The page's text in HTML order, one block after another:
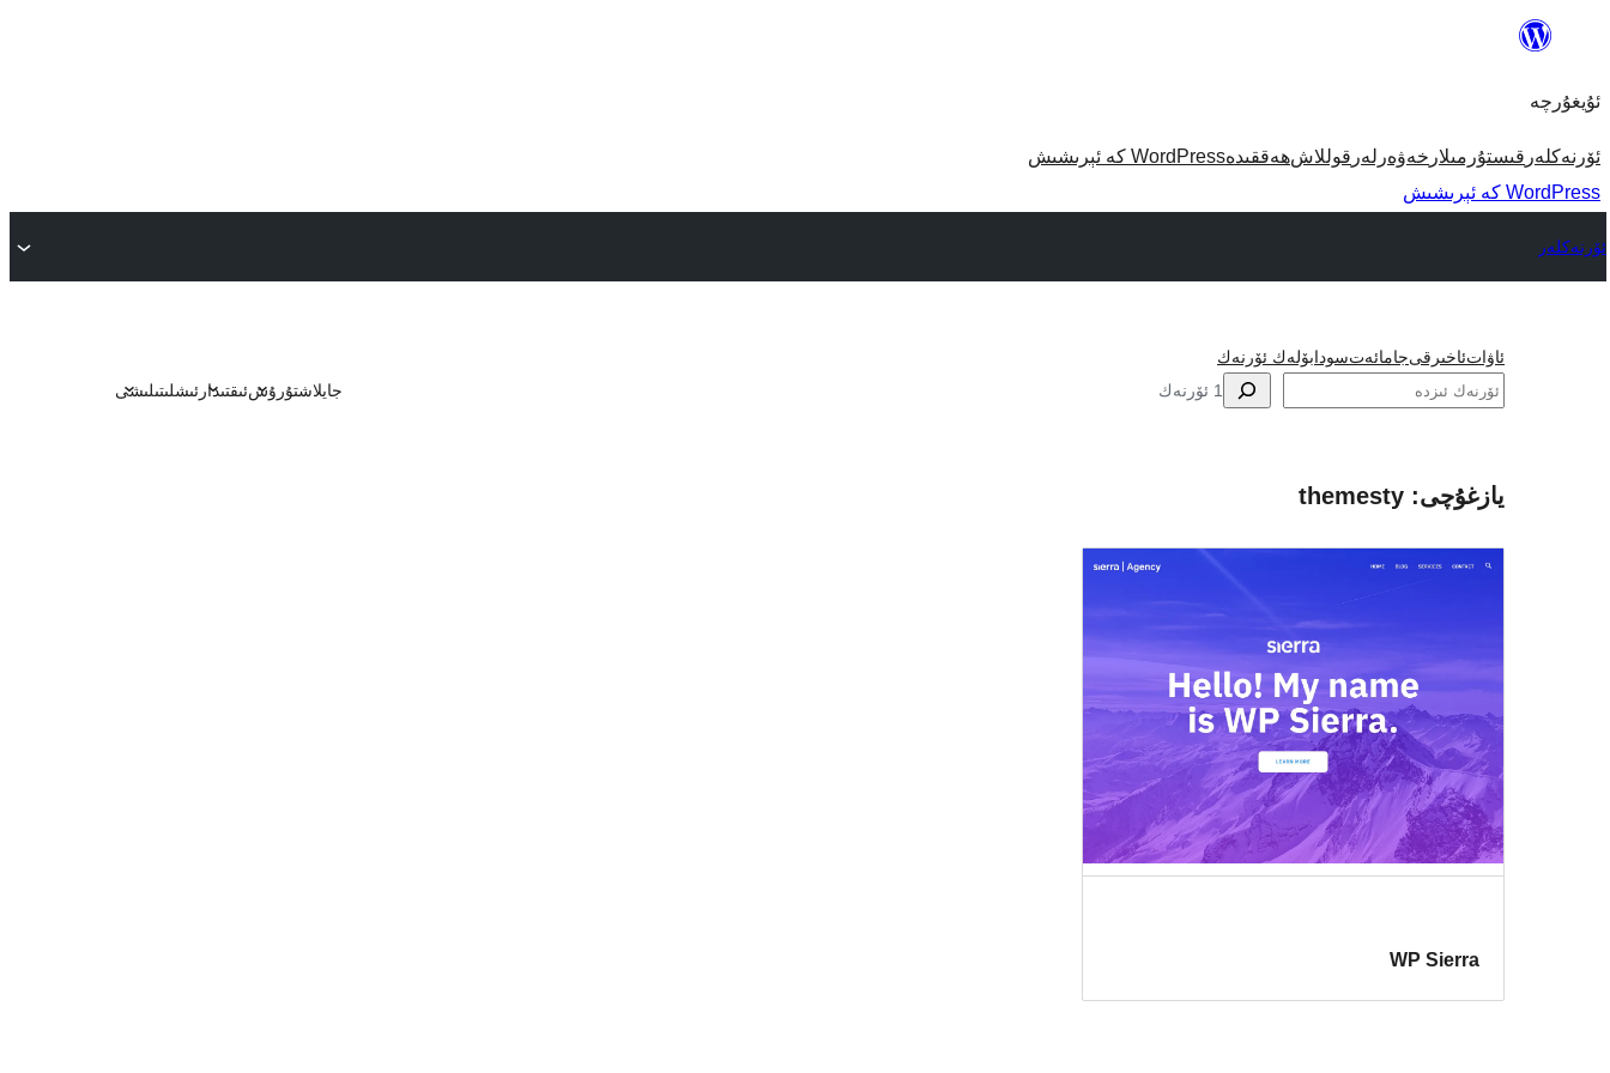
مەزمۇنغا
ئۇيغۇرچە
ئۆرنەكلەر قىستۇرمىلار خەۋەرلەر قوللاشھەققىدەWordPress كە ئېرىشىش
WordPress كە ئېرىشىش
ئۆرنەكلەر
ئاۋاتئاخىرقىجامائەتسودابۆلەك ئۆرنەك
ئىزدە 1 ئۆرنەك جايلاشتۇرۇشئىقتىدار ئىشلىتىلىشى
يازغۇچى: themesty
WP Sierra